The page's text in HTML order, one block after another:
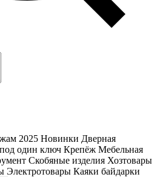
2025 Новинки Дверная
один ключ Крепёж Мебельная
Скобяные изделия Хозтовары
Электротовары Каяки байдарки